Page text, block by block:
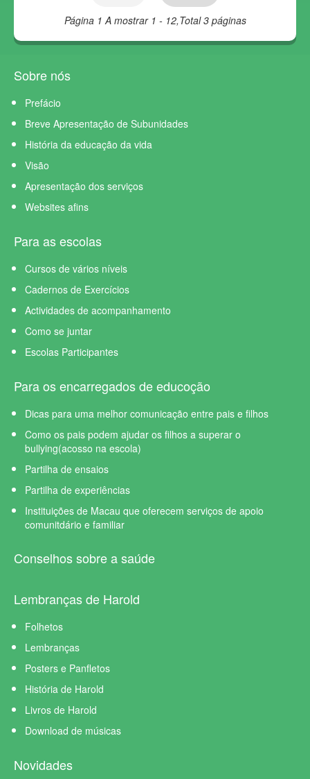
Página 1 A mostrar 1 - 12,Total 3 páginas
Sobre nós
Prefácio
Breve Apresentação de Subunidades
História da educação da vida
Visão
Apresentação dos serviços
Websites afins
Para as escolas
Cursos de vários níveis
Cadernos de Exercícios
Actividades de acompanhamento
Como se juntar
Escolas Participantes
Para os encarregados de educoção
Dicas para uma melhor comunicação entre pais e filhos
Como os pais podem ajudar os filhos a superar o
bullying(acosso na escola)
Partilha de ensaios
Partilha de experiências
Instituições de Macau que oferecem serviços de apoio
comunitdário e familiar
Conselhos sobre a saúde
Lembranças de Harold
Folhetos
Lembranças
Posters e Panfletos
História de Harold
Livros de Harold
Download de músicas
Novidades